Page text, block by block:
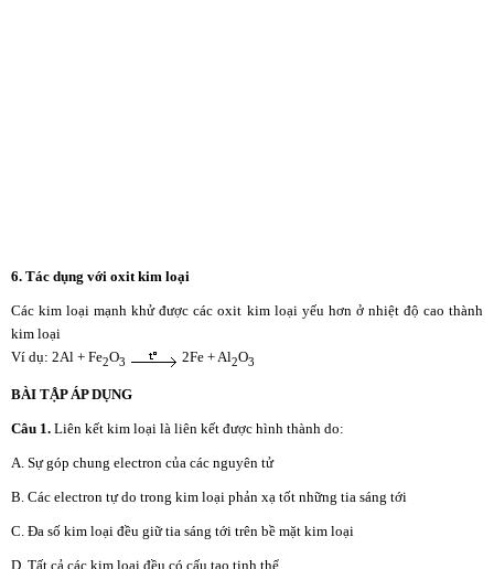
6. Tác dụng với oxit kim loại
Các kim loại mạnh khử được các oxit kim loại yếu hơn ở nhiệt độ cao thành
kim loại
Ví dụ: 2Al + Fe2O3 2Fe + Al2O3
BÀI TẬP ÁP DỤNG
Câu 1. Liên kết kim loại là liên kết được hình thành do:
A. Sự góp chung electron của các nguyên tử
B. Các electron tự do trong kim loại phản xạ tốt những tia sáng tới
C. Đa số kim loại đều giữ tia sáng tới trên bề mặt kim loại
D. Tất cả các kim loại đều có cấu tạo tinh thể